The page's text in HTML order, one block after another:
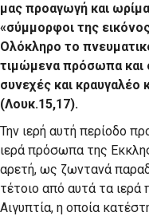
μας προαγωγή και
«σύμμορφοι της
Ολόκληρο το
τιμώμενα πρόσωπα και
συνεχές και κραυγαλέο
(Λουκ.15,17).
Την ιερή αυτή περίοδο
ιερά πρόσωπα της
αρετή, ως ζωντανά
τέτοιο από αυτά τα ιερά
Αιγυπτία, η οποία